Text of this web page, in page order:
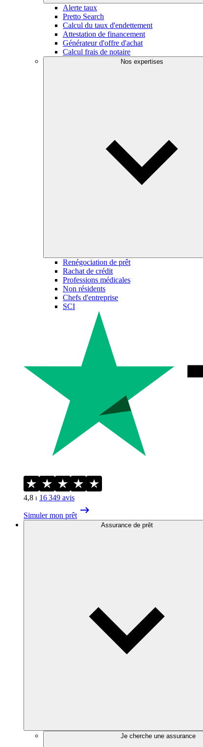
Alerte taux
Pretto Search
Calcul du taux d'endettement
Attestation de financement
Générateur d'offre d'achat
Calcul frais de notaire
Nos expertises
Renégociation de prêt
Rachat de crédit
Professions médicales
Non résidents
Chefs d'entreprise
SCI
4,8 ⏐ 16 349 avis
Simuler mon prêt
Assurance de prêt
Je cherche une assurance